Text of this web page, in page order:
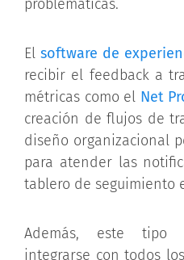
problemáticas.
Elsoftware de
recibir el feedback a
métricas como el Net
creación de flujos de
diseño organizacional
para atender las
tablero de seguimiento
Además, este tipo
integrarse con todos